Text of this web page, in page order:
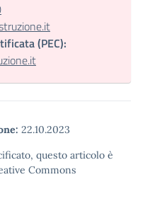
(PEC):
22.10.2023
questo articolo è
Commons